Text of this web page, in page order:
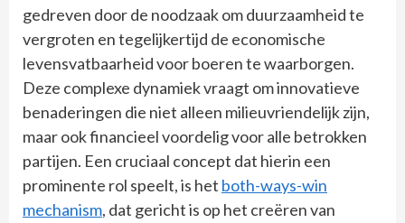
gedreven door de noodzaak om duurzaamheid te
vergroten en tegelijkertijd de economische
levensvatbaarheid voor boeren te waarborgen.
Deze complexe dynamiek vraagt om innovatieve
benaderingen die niet alleen milieuvriendelijk zijn,
maar ook financieel voordelig voor alle betrokken
partijen. Een cruciaal concept dat hierin een
prominente rol speelt, is het both-ways-win
mechanism, dat gericht is op het creëren van